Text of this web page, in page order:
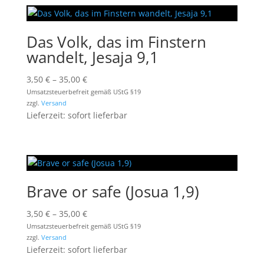
Das Volk, das im Finstern
wandelt, Jesaja 9,1
3,50 € – 35,00 €Preisspanne:
3,50 €
35,00 €
Umsatzsteuerbefreit gemäß UStG §19
zzgl. Versand
Lieferzeit: sofort lieferbar
Brave or safe (Josua 1,9)
3,50 € – 35,00 €Preisspanne:
3,50 €
35,00 €
Umsatzsteuerbefreit gemäß UStG §19
zzgl. Versand
Lieferzeit: sofort lieferbar